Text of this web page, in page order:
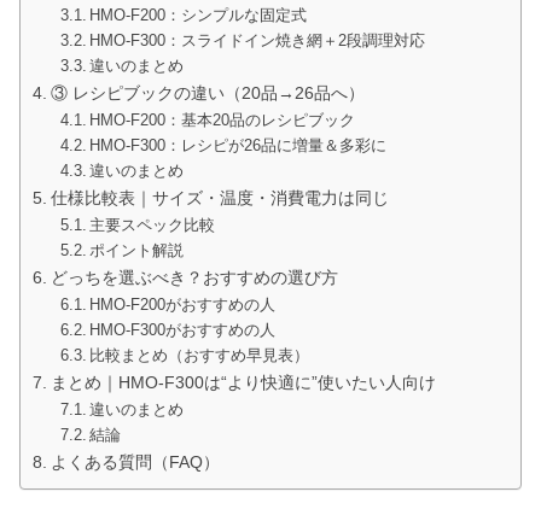
HMO-F200：シンプルな固定式
HMO-F300：スライドイン焼き網＋2段調理対応
違いのまとめ
③ レシピブックの違い（20品→26品へ）
HMO-F200：基本20品のレシピブック
HMO-F300：レシピが26品に増量＆多彩に
違いのまとめ
仕様比較表｜サイズ・温度・消費電力は同じ
主要スペック比較
ポイント解説
どっちを選ぶべき？おすすめの選び方
HMO-F200がおすすめの人
HMO-F300がおすすめの人
比較まとめ（おすすめ早見表）
まとめ｜HMO-F300は“より快適に”使いたい人向け
違いのまとめ
結論
よくある質問（FAQ）